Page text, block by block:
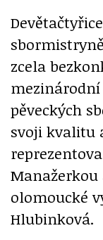
zcela
pěveckých
svoji kvalitu
olomoucké
Hlubinková.